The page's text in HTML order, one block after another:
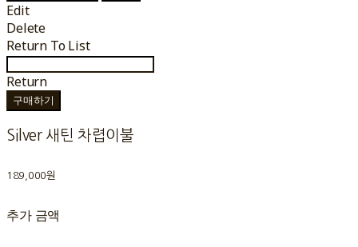
Edit
Delete
Return To List
Return
구매하기
Silver 새틴 차렵이불
189,000원
추가 금액